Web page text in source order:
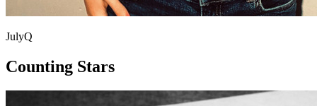
JulyQ
Counting Stars